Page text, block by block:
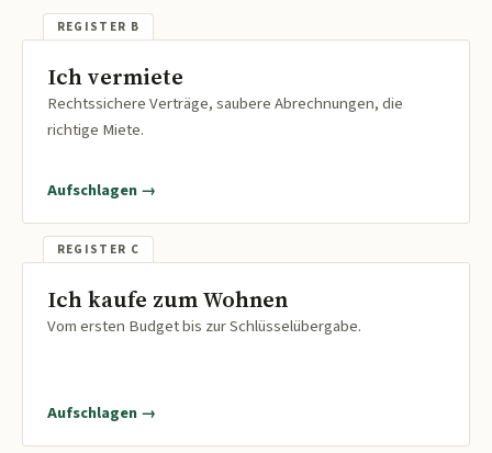
Ich vermiete
Rechtssichere Verträge, saubere Abrechnungen, die
richtige Miete.
Aufschlagen →
Ich kaufe zum Wohnen
Vom ersten Budget bis zur Schlüsselübergabe.
Aufschlagen →